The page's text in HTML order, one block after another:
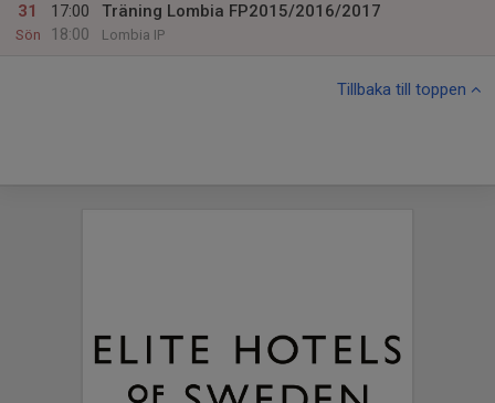
31
Sön
17:00
18:00
Träning Lombia FP2015/2016/2017
Lombia IP
Tillbaka till toppen